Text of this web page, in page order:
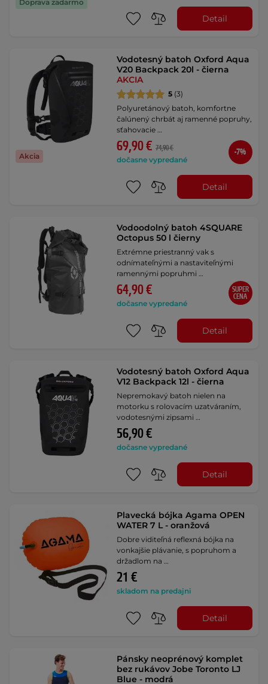
Doprava zadarmo
Detail
Akcia
Vodotesný batoh Oxford Aqua
V20 Backpack 20l - čierna
AKCIA
5 (3)
Polyuretánový batoh, komfortne
čalúnený chrbát aj ramenné popruhy,
sťahovacie …
69,90 € 74,90 €
dočasne vypredané
-7%
Detail
Vodoodolný batoh 4SQUARE
Octopus 50 l čierny
Extrémne priestranný vak s
odnímateľnými a nastaviteľnými
ramennými popruhmi …
64,90 €
dočasne vypredané
SUPER
CENA
Detail
Vodotesný batoh Oxford Aqua
V12 Backpack 12l - čierna
Nepremokavý batoh nielen na
motorku s rolovacím uzatváraním,
vodotesnými zipsami …
56,90 €
dočasne vypredané
Detail
Plavecká bójka Agama OPEN
WATER 7 L - oranžová
Dobre viditeľná reflexná bójka na
vonkajšie plávanie, s popruhom a
držadlom na …
21 €
skladom na predajni
Detail
Pánsky neoprénový komplet
bez rukávov Jobe Toronto LJ
Blue - modrá